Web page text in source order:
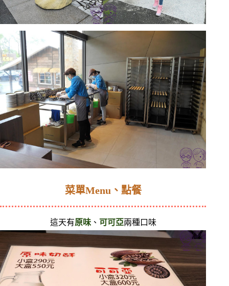
菜單Menu、點餐
這天有原味、 可可亞兩種口味